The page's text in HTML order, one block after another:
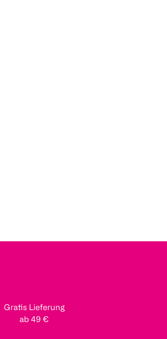
Gratis Lieferung
ab 49 €